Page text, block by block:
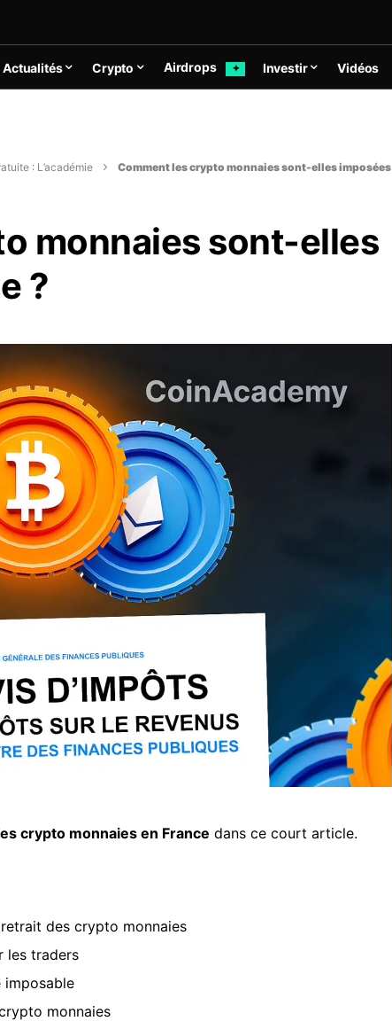
Actualités Crypto Airdrops ✦ Investir Vidéos
: L’académie
Comment les crypto monnaies sont-elles imposées
monnaies sont-elles
?
crypto monnaies en France dans ce court article.
des crypto monnaies
les traders
imposable
monnaies